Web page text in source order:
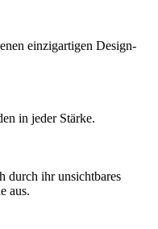
einzigartigen Design-
in jeder Stärke.
durch ihr unsichtbares
aus.